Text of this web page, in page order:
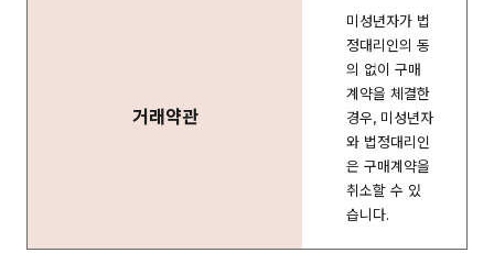
거래약관
미성년자가 법
정대리인의 동
의 없이 구매
계약을 체결한
경우, 미성년자
와 법정대리인
은 구매계약을
취소할 수 있
습니다.